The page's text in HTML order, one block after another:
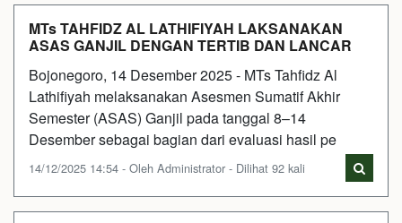
MTs TAHFIDZ AL LATHIFIYAH LAKSANAKAN
ASAS GANJIL DENGAN TERTIB DAN LANCAR
Bojonegoro, 14 Desember 2025 - MTs Tahfidz Al
Lathifiyah melaksanakan Asesmen Sumatif Akhir
Semester (ASAS) Ganjil pada tanggal 8–14
Desember sebagai bagian dari evaluasi hasil pe
14/12/2025 14:54 - Oleh Administrator - Dilihat 92 kali